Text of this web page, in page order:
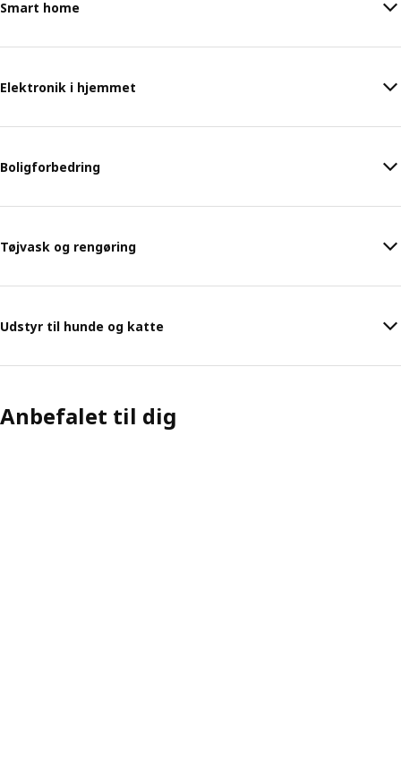
Smart home
Elektronik i hjemmet
Boligforbedring
Tøjvask og rengøring
Udstyr til hunde og katte
Anbefalet til dig